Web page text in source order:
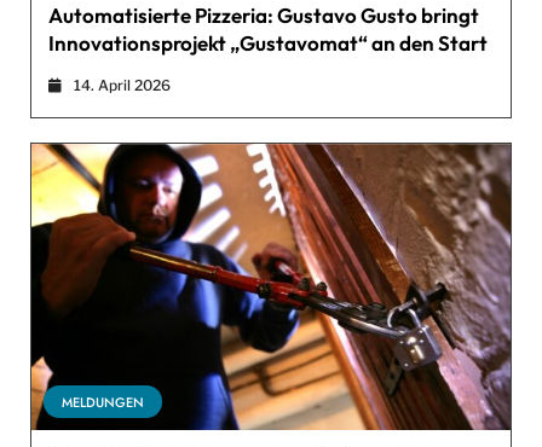
Automatisierte Pizzeria: Gustavo Gusto bringt
Innovationsprojekt „Gustavomat“ an den Start
14. April 2026
MELDUNGEN